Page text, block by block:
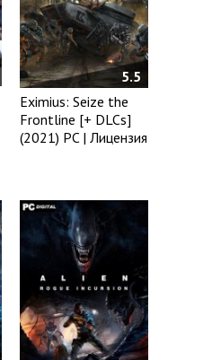
5.5
Eximius: Seize the
Frontline [+ DLCs]
(2021) PC | Лицензия